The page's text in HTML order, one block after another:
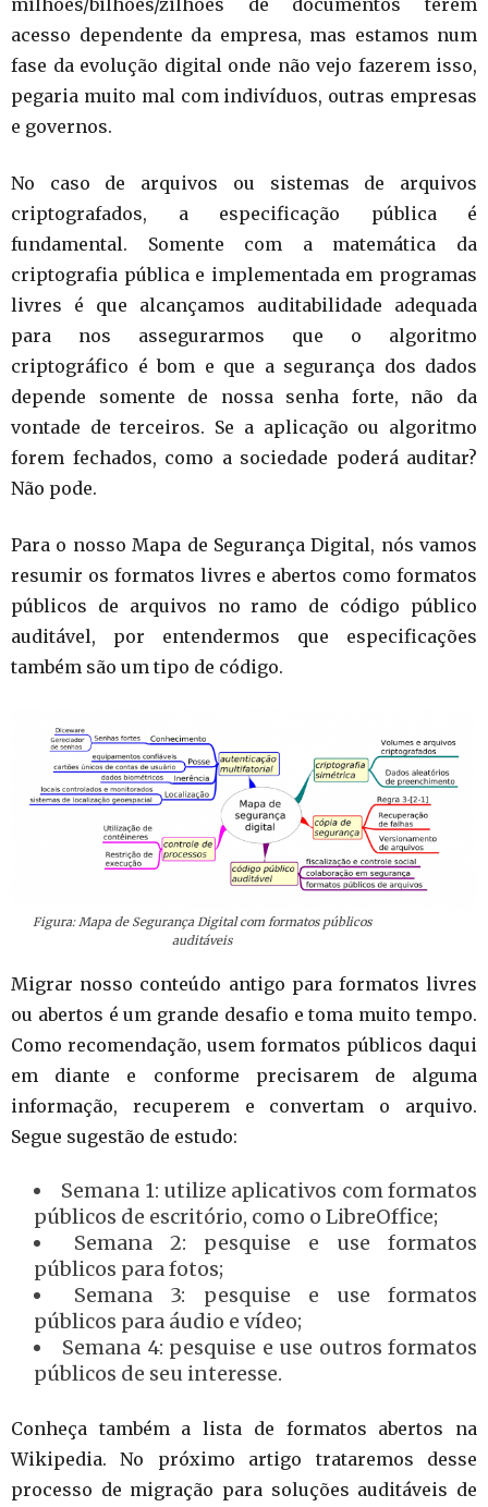
acesso dependente da empresa, mas estamos num
fase da evolução digital onde não vejo fazerem isso,
pegaria muito mal com indivíduos, outras empresas
e governos.
No caso de arquivos ou sistemas de arquivos
criptografados, a especificação pública é
fundamental. Somente com a matemática da
criptografia pública e implementada em programas
livres é que alcançamos auditabilidade adequada
para nos assegurarmos que o algoritmo
criptográfico é bom e que a segurança dos dados
depende somente de nossa senha forte, não da
vontade de terceiros. Se a aplicação ou algoritmo
forem fechados, como a sociedade poderá auditar?
Não pode.
Para o nosso Mapa de Segurança Digital, nós vamos
resumir os formatos livres e abertos como formatos
públicos de arquivos no ramo de código público
auditável, por entendermos que especificações
também são um tipo de código.
Figura: Mapa de Segurança Digital com formatos públicos
auditáveis
Migrar nosso conteúdo antigo para formatos livres
ou abertos é um grande desafio e toma muito tempo.
Como recomendação, usem formatos públicos daqui
em diante e conforme precisarem de alguma
informação, recuperem e convertam o arquivo.
Segue sugestão de estudo:
Semana 1: utilize aplicativos com formatos
públicos de escritório, como o LibreOffice;
Semana 2: pesquise e use formatos
públicos para fotos;
Semana 3: pesquise e use formatos
públicos para áudio e vídeo;
Semana 4: pesquise e use outros formatos
públicos de seu interesse.
Conheça também a lista de formatos abertos na
Wikipedia. No próximo artigo trataremos desse
processo de migração para soluções auditáveis de